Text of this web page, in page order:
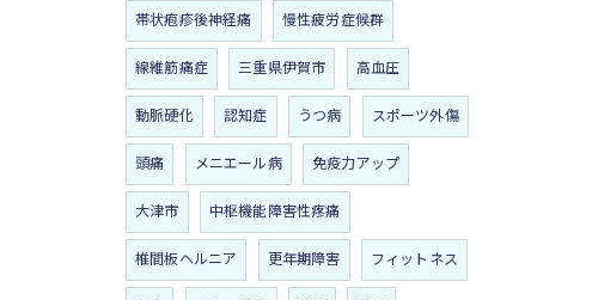
帯状疱疹後神経痛 慢性疲労症候群
線維筋痛症 三重県伊賀市 高血圧
動脈硬化 認知症 うつ病 スポーツ外傷
頭痛 メニエール病 免疫力アップ
大津市 中枢機能障害性疼痛
椎間板ヘルニア 更年期障害 フィットネス